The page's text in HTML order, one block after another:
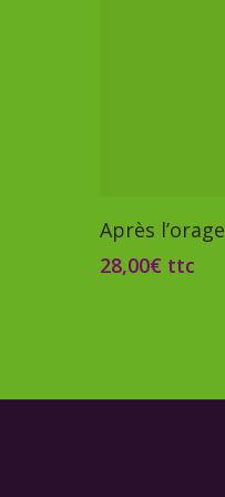
Après l’orage
28,00€ ttc